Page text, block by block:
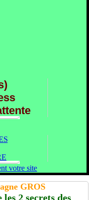
GROS
2 secrets des